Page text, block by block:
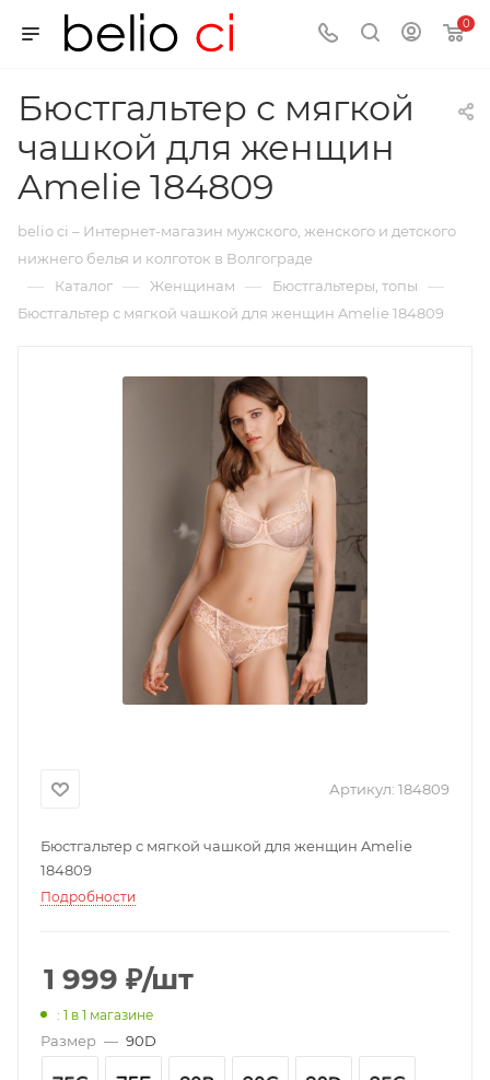
0
Бюстгальтер с мягкой
чашкой для женщин
Amelie 184809
belio ci – Интернет-магазин мужского, женского и детского
нижнего белья и колготок в Волгограде
— Каталог — Женщинам — Бюстгальтеры, топы —
Бюстгальтер с мягкой чашкой для женщин Amelie 184809
Артикул: 184809
Бюстгальтер с мягкой чашкой для женщин Amelie
184809
Подробности
1 999 ₽/шт
: 1 в 1 магазине
Размер — 90D